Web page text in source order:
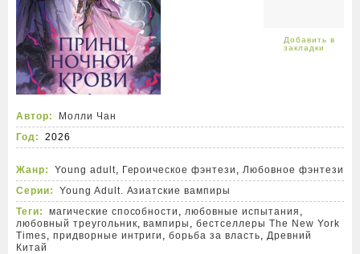
Автор:
Молли Чан
Год:
2026
Жанр: Young adult, Героическое фэнтези ,Любовное фэнтези
Серии:
Young Adult. Азиатские вампиры
Теги:
магические способности ,любовные испытания ,
любовный треугольник,вампиры ,бестселлеры The New York
Times, придворные интриги ,борьба за власть, Древний
Китай